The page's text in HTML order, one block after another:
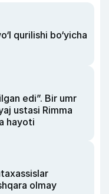
qurilishi bo‘yicha
edi”. Bir umr
ustasi Rimma
hayoti
olmay